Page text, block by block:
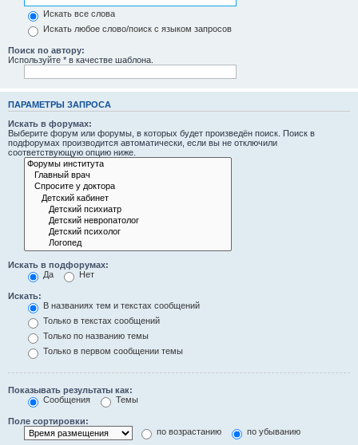
Искать все слова
Искать любое слово/поиск с языком запросов
Поиск по автору:
Используйте * в качестве шаблона.
ПАРАМЕТРЫ ЗАПРОСА
Искать в форумах:
Выберите форум или форумы, в которых будет произведён поиск. Поиск в
подфорумах производится автоматически, если вы не отключили
соответствующую опцию ниже.
Искать в подфорумах:
Да
Нет
Искать:
В названиях тем и текстах сообщений
Только в текстах сообщений
Только по названию темы
Только в первом сообщении темы
Показывать результаты как:
Сообщения
Темы
Поле сортировки:
по возрастанию
по убыванию